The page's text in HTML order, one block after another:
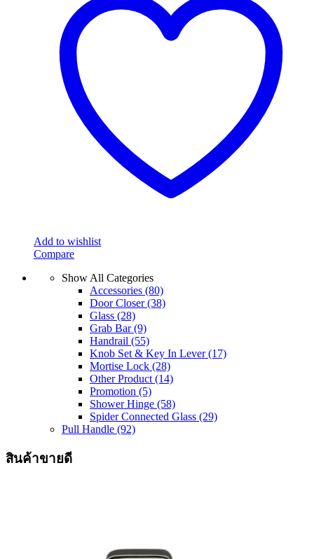
options
chosen
Add to wishlist
Compare
Show All Categories
Accessories (80)
Door Closer(38)
Glass (28)
Grab Bar(9)
Handrail (55)
Knob Set & Key In Lever(17)
Mortise Lock (28)
Other Product (14)
Promotion (5)
Shower Hinge (58)
Spider Connected Glass (29)
Pull Handle (92)
สินค้าขายดี